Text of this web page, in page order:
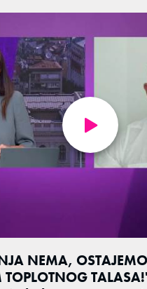
NEMA,
TOPLOTNOG